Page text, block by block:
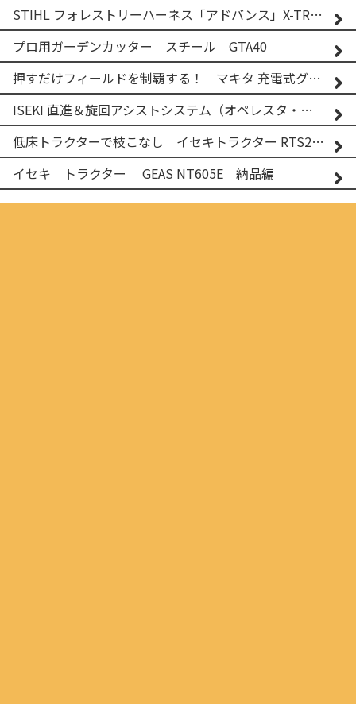
STIHL フォレストリーハーネス「アドバンス」X-TREEm
プロ用ガーデンカッター スチール GTA40
押すだけフィールドを制覇する！ マキタ 充電式グランドトリマー MUG001G
ISEKI 直進＆旋回アシストシステム（オペレスタ・ターン）搭載 イセキ 乗用田植機 PRJ8D-ZJL
低床トラクターで枝こなし イセキトラクター RTS205NS & フレールモア FNC1202F
イセキ トラクター GEAS NT605E 納品編